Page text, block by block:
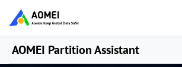
AOMEI Partition Assistant